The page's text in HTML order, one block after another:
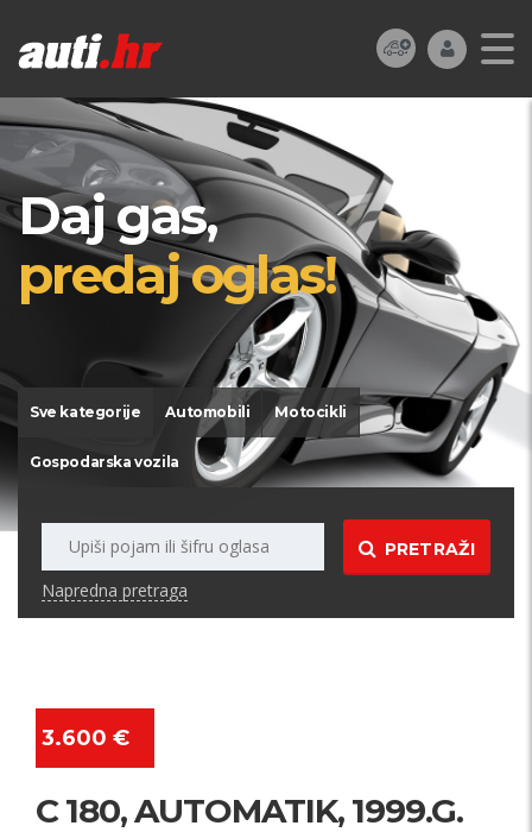
Daj gas,
predaj oglas!
Sve kategorije Automobili Motocikli
Gospodarska vozila
PRETRAŽI
Napredna pretraga
3.600 €
C 180, AUTOMATIK, 1999.G.